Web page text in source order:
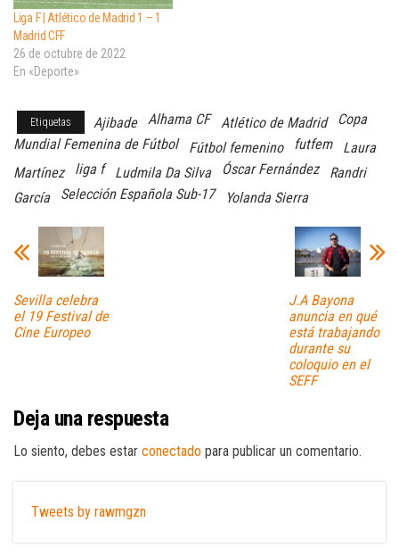
Liga F | Atlético de Madrid 1 – 1
Madrid CFF
26 de octubre de 2022
En «Deporte»
Etiquetas Ajibade Alhama CF Atlético de Madrid
Copa
Mundial Femenina de Fútbol
Fútbol femenino futfem
Laura
Martínez
liga f Ludmila Da Silva Óscar Fernández
Randri
García
Selección Española Sub-17 Yolanda Sierra
Sevilla celebra
el 19 Festival de
Cine Europeo
J.A Bayona
anuncia en qué
está trabajando
durante su
coloquio en el
SEFF
Deja una respuesta
Lo siento, debes estar conectado para publicar un comentario.
Tweets by rawmgzn